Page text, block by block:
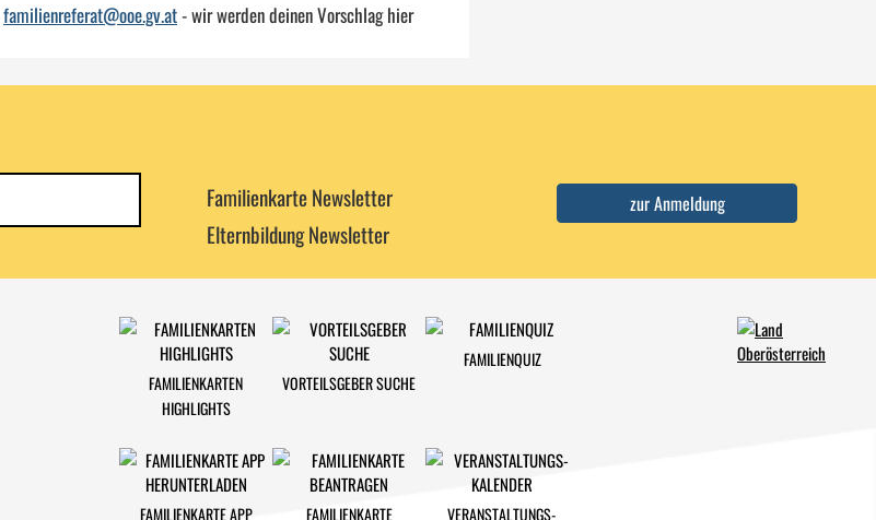
familienreferat@ooe.gv.at- wir werden deinen Vorschlag hier
Newsletterkategorie
abonnieren
Familienkarte Newsletter
Elternbildung Newsletter
FAMILIENKARTEN
HIGHLIGHTS
VORTEILSGEBER SUCHE
FAMILIENQUIZ
FAMILIENKARTE APP FAMILIENKARTE VERANSTALTUNGS-